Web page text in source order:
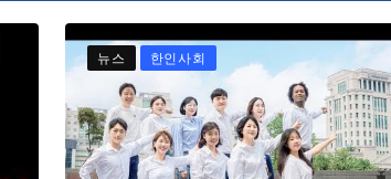
뉴스 한인사회